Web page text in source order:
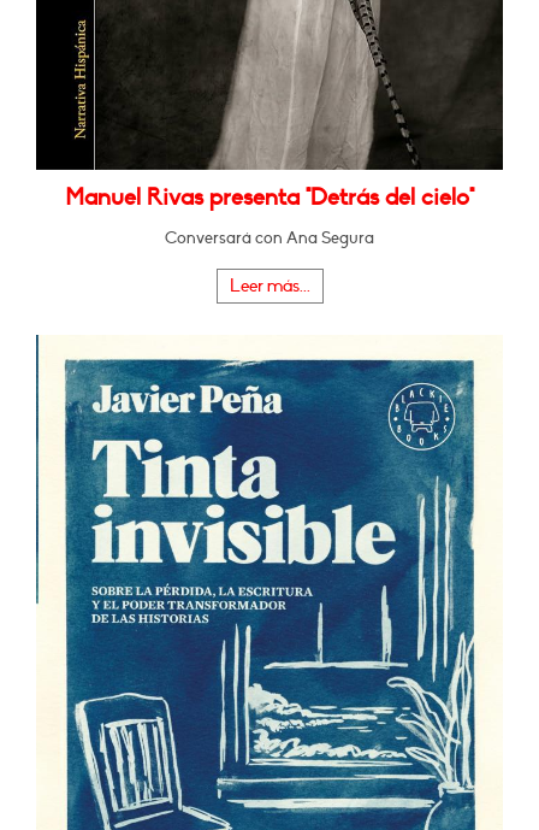
Manuel Rivas presenta "Detrás del cielo"
Conversará con Ana Segura
Leer más...